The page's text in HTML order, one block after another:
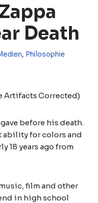
Death
, Philosophie
Artifacts Corrected)
before his death.
ability for colors and
18 years ago from
film and other
in high school